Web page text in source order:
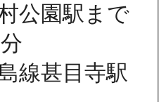
公園駅まで
線甚目寺駅